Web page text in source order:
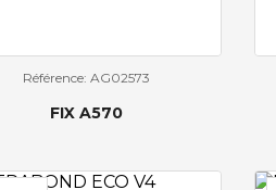
Référence: AG02573
FIX A570